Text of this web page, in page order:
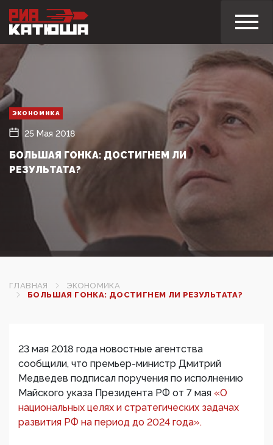
ЭКОНОМИКА
25 Мая 2018
БОЛЬШАЯ ГОНКА: ДОСТИГНЕМ ЛИ
РЕЗУЛЬТАТА?
ГЛАВНАЯ
ЭКОНОМИКА
БОЛЬШАЯ ГОНКА: ДОСТИГНЕМ ЛИ РЕЗУЛЬТАТА?
23 мая 2018 года новостные агентства
сообщили, что премьер-министр Дмитрий
Медведев подписал поручения по исполнению
Майского указа Президента РФ от 7 мая «О
национальных целях и стратегических задачах
развития РФ на период до 2024 года».